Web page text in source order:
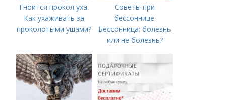
Гноится прокол уха.
Как ухаживать за
проколотыми ушами?
Советы при
бессоннице.
Бессонница: болезнь
или не болезнь?